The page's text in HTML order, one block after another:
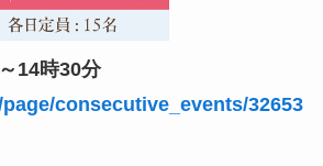
14時30分
consecutive_events/32653